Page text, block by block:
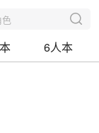
色
6人本